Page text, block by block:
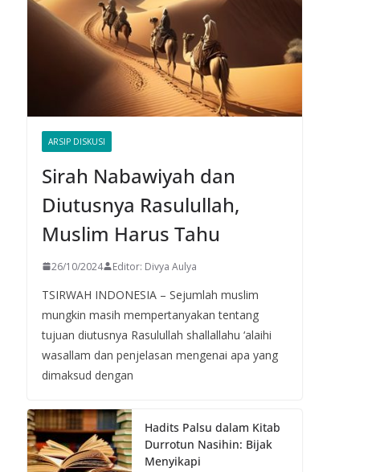
ARSIP DISKUSI
Sirah Nabawiyah dan
Diutusnya Rasulullah,
Muslim Harus Tahu
26/10/2024 Editor: Divya Aulya
TSIRWAH INDONESIA – Sejumlah muslim
mungkin masih mempertanyakan tentang
tujuan diutusnya Rasulullah shallallahu ‘alaihi
wasallam dan penjelasan mengenai apa yang
dimaksud dengan
Hadits Palsu dalam Kitab
Durrotun Nasihin: Bijak
Menyikapi